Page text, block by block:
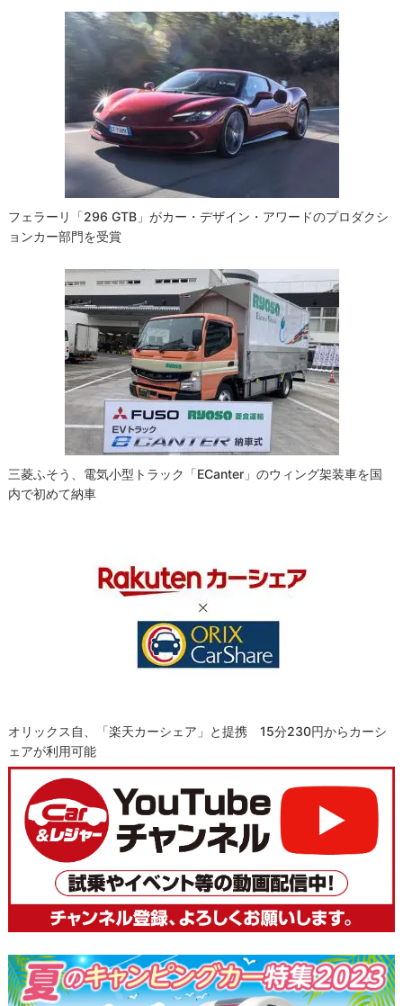
フェラーリ「296 GTB」がカー・デザイン・アワードのプロダクシ
ョンカー部門を受賞
三菱ふそう、電気小型トラック「eCanter」のウィング架装車を国
内で初めて納車
オリックス自、「楽天カーシェア」と提携 15分230円からカーシ
ェアが利用可能